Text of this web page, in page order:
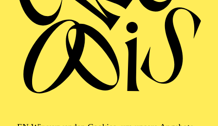
PHILHARMONIE ESSEN
Friday
04.09.2026
20:00 - 23:00
Alfried Krupp Saal